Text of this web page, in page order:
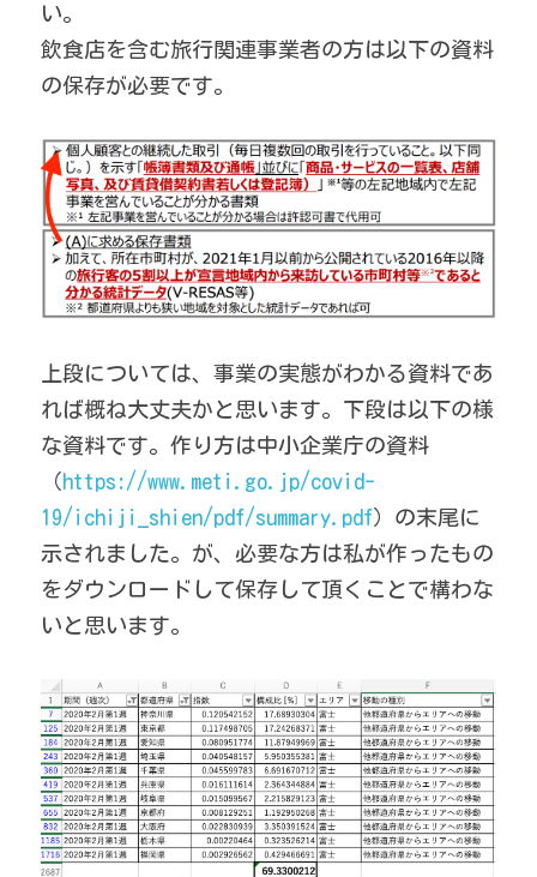
い。
飲食店を含む旅行関連事業者の方は以下の資料
の保存が必要です。
上段については、事業の実態がわかる資料であ
れば概ね大丈夫かと思います。下段は以下の様
な資料です。作り方は中小企業庁の資料
（https://www.meti.go.jp/covid-
19/ichiji_shien/pdf/summary.pdf）の末尾に
示されました。が、必要な方は私が作ったもの
をダウンロードして保存して頂くことで構わな
いと思います。